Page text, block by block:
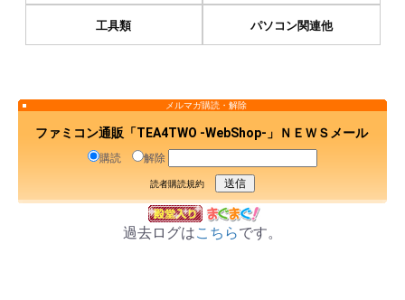
工具類 パソコン関連他
メルマガ購読・解除
ファミコン通販「TEA4TWO -WebShop-」ＮＥＷＳメール
購読 解除
読者購読規約
過去ログはこちらです。